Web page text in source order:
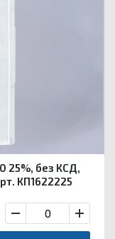
25%, без КСД,
КП1622225